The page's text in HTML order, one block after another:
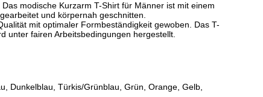
modische Kurzarm T-Shirt für Männer ist mit einem
und körpernah geschnitten.
mit optimaler Formbeständigkeit gewoben. Das T-
unter fairen Arbeitsbedingungen hergestellt.
Dunkelblau, Türkis/Grünblau, Grün, Orange, Gelb,